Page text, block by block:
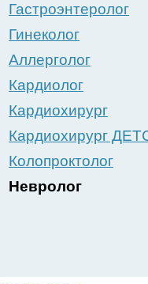
Гастроэнтеролог
Гинеколог
Аллерголог
Кардиолог
Кардиохирург
Кардиохирург
Колопроктолог
Невролог